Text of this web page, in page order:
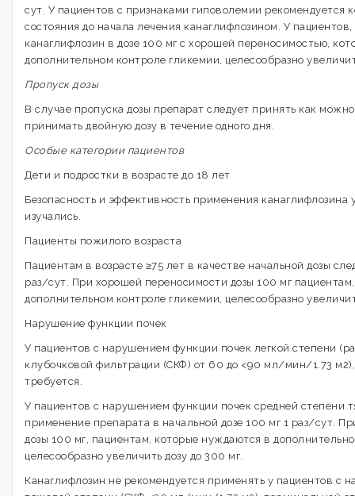
сут. У пациентов с признаками гиповолемии рекомендуется
состояния до начала лечения канаглифлозином. У
канаглифлозин в дозе 100 мг с хорошей переносимостью,
дополнительном контроле гликемии, целесообразно
Пропуск дозы
В случае пропуска дозы препарат следует принять как
принимать двойную дозу в течение одного дня.
Особые категории пациентов
Дети и подростки в возрасте до 18 лет
Безопасность и эффективность применения канаглифлозина
изучались.
Пациенты пожилого возраста
Пациентам в возрасте ≥75 лет в качестве начальной дозы
раз/сут. При хорошей переносимости дозы 100 мг
дополнительном контроле гликемии, целесообразно
Нарушение функции почек
У пациентов с нарушением функции почек легкой степени
клубочковой фильтрации (СКФ) от 60 до <90 мл/мин/1.73 м2),
требуется.
У пациентов с нарушением функции почек средней степени
применение препарата в начальной дозе 100 мг 1 раз/сут.
дозы 100 мг, пациентам, которые нуждаются в
целесообразно увеличить дозу до 300 мг.
Канаглифлозин не рекомендуется применять у пациентов с